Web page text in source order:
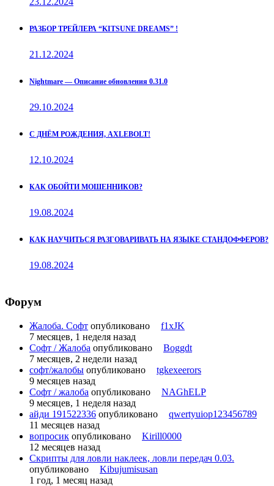
РАЗБОР ТРЕЙЛЕРА “KITSUNE DREAMS” !
21.12.2024
Nightmare — Описание обновления 0.31.0
29.10.2024
С ДНЁМ РОЖДЕНИЯ, AXLEBOLT!
12.10.2024
КАК ОБОЙТИ МОШЕННИКОВ?
19.08.2024
КАК НАУЧИТЬСЯ РАЗГОВАРИВАТЬ НА ЯЗЫКЕ СТАНДОФФЕРОВ?
19.08.2024
Форум
Жалоба. Софт опубликовано
f1xJK
7 месяцев, 1 неделя назад
Софт / Жалоба опубликовано
Boggdt
7 месяцев, 2 недели назад
софт/жалобы опубликовано
tgkexeerors
9 месяцев назад
Софт / жалоба опубликовано
NAGhELP
9 месяцев, 1 неделя назад
айди 191522336 опубликовано
qwertyuiop123456789
11 месяцев назад
вопросик опубликовано
Kirill0000
12 месяцев назад
Скрипты для ловли наклеек, ловли передач 0.03.
опубликовано
Kibujumisusan
1 год, 1 месяц назад